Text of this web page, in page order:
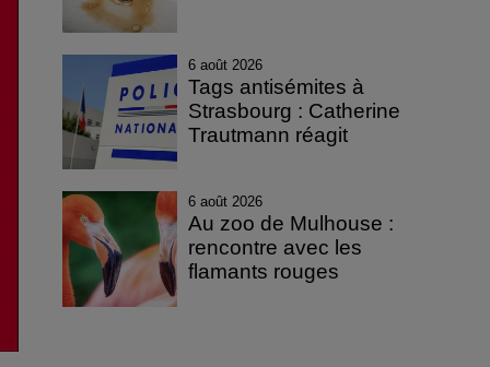
6 août 2026
Tags antisémites à
Strasbourg : Catherine
Trautmann réagit
6 août 2026
Au zoo de Mulhouse :
rencontre avec les
flamants rouges